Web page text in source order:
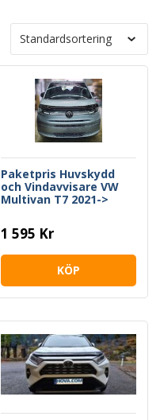
Paketpris Huvskydd
och Vindavvisare VW
Multivan T7 2021->
1 595 Kr
KÖP